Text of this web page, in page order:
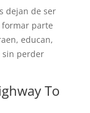
dejan de ser
formar parte
educan,
sin perder
To